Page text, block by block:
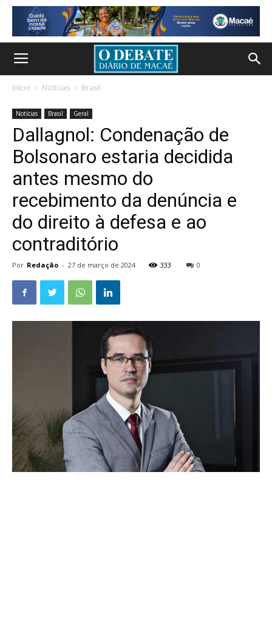
Início Notícias Brasil
Notícias Brasil Geral
Dallagnol: Condenação de
Bolsonaro estaria decidida
antes mesmo do
recebimento da denúncia e
do direito à defesa e ao
contraditório
Por Redação - 27 de março de 2024 333 0